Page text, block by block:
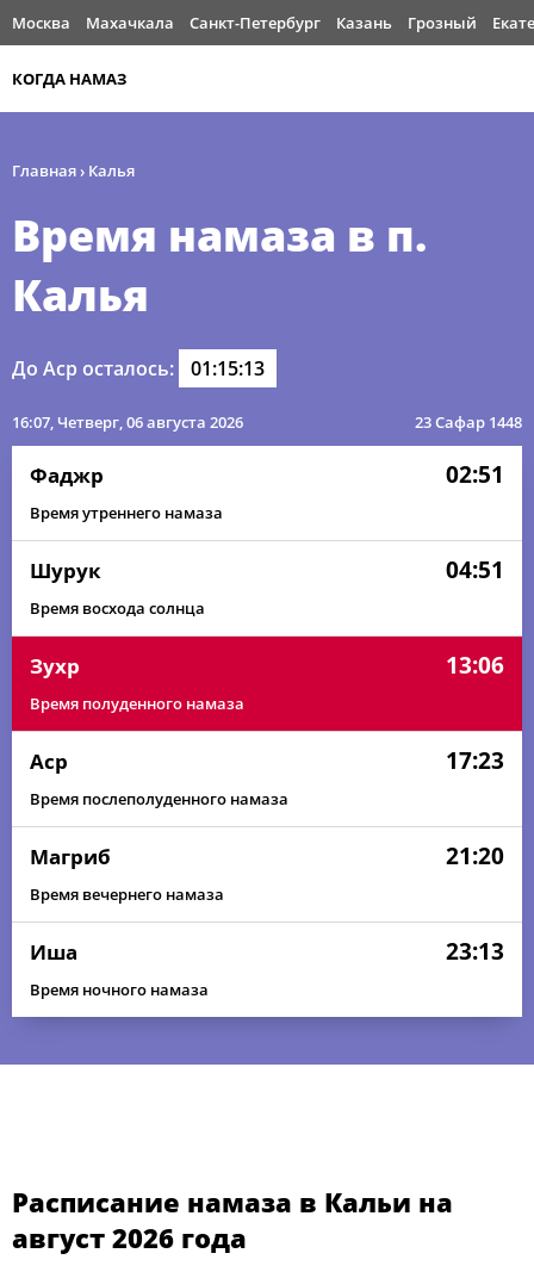
Москва Махачкала Санкт-Петербург Казань Грозный
КОГДА НАМАЗ
Главная› Калья
Время намаза в п.
Калья
До Аср осталось: 01:15:13
16:07, Четверг, 06 августа 2026 23 Сафар 1448
Фаджр 02:51
Время утреннего намаза
Шурук 04:51
Время восхода солнца
Зухр 13:06
Время полуденного намаза
Аср 17:23
Время послеполуденного намаза
Магриб 21:20
Время вечернего намаза
Иша 23:13
Время ночного намаза
Расписание намаза в Кальи на
август 2026 года